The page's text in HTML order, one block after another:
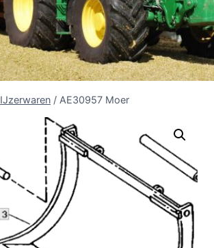
IJzerwaren / AE30957 Moer